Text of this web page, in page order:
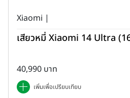
Xiaomi |
เสียวหมี่ Xiaomi 14 Ultra
40,990 บาท
เพิ่มเพื่อเปรียบเทียบ